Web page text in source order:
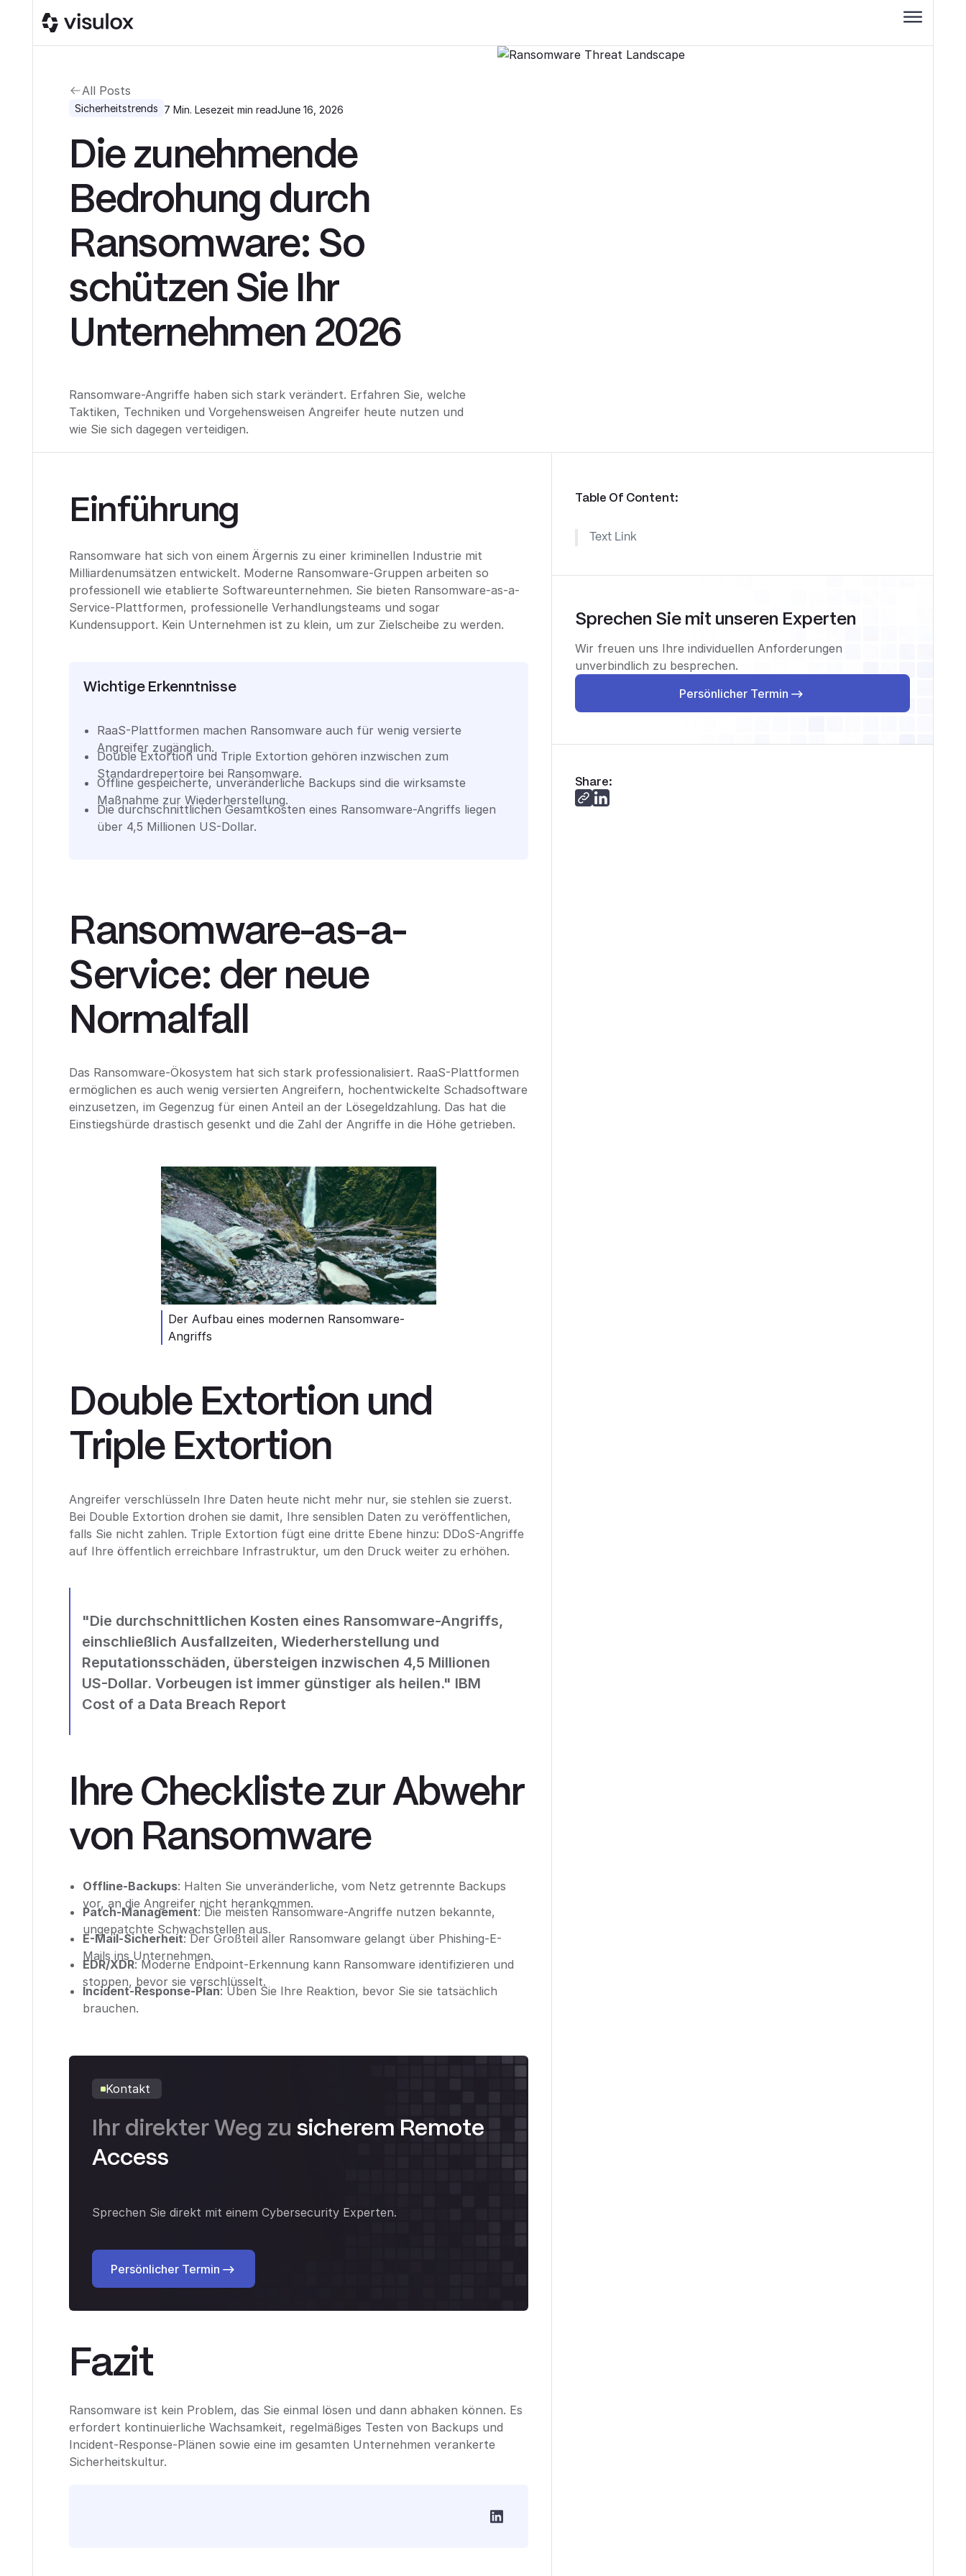
All Posts
Sicherheitstrends 7 Min. Lesezeit min readJune 16, 2026
Die zunehmende
Bedrohung durch
Ransomware: So
schützen Sie Ihr
Unternehmen 2026
Ransomware-Angriffe haben sich stark verändert. Erfahren Sie, welche
Taktiken, Techniken und Vorgehensweisen Angreifer heute nutzen und
wie Sie sich dagegen verteidigen.
Einführung
Ransomware hat sich von einem Ärgernis zu einer kriminellen Industrie mit
Milliardenumsätzen entwickelt. Moderne Ransomware-Gruppen arbeiten so
professionell wie etablierte Softwareunternehmen. Sie bieten Ransomware-as-a-
Service-Plattformen, professionelle Verhandlungsteams und sogar
Kundensupport. Kein Unternehmen ist zu klein, um zur Zielscheibe zu werden.
Wichtige Erkenntnisse
RaaS-Plattformen machen Ransomware auch für wenig versierte
Angreifer zugänglich.
Double Extortion und Triple Extortion gehören inzwischen zum
Standardrepertoire bei Ransomware.
Offline gespeicherte, unveränderliche Backups sind die wirksamste
Maßnahme zur Wiederherstellung.
Die durchschnittlichen Gesamtkosten eines Ransomware-Angriffs liegen
über 4,5 Millionen US-Dollar.
Ransomware-as-a-
Service: der neue
Normalfall
Das Ransomware-Ökosystem hat sich stark professionalisiert. RaaS-Plattformen
ermöglichen es auch wenig versierten Angreifern, hochentwickelte Schadsoftware
einzusetzen, im Gegenzug für einen Anteil an der Lösegeldzahlung. Das hat die
Einstiegshürde drastisch gesenkt und die Zahl der Angriffe in die Höhe getrieben.
Der Aufbau eines modernen Ransomware-
Angriffs
Double Extortion und
Triple Extortion
Angreifer verschlüsseln Ihre Daten heute nicht mehr nur, sie stehlen sie zuerst.
Bei Double Extortion drohen sie damit, Ihre sensiblen Daten zu veröffentlichen,
falls Sie nicht zahlen. Triple Extortion fügt eine dritte Ebene hinzu: DDoS-Angriffe
auf Ihre öffentlich erreichbare Infrastruktur, um den Druck weiter zu erhöhen.
"Die durchschnittlichen Kosten eines Ransomware-Angriffs,
einschließlich Ausfallzeiten, Wiederherstellung und
Reputationsschäden, übersteigen inzwischen 4,5 Millionen
US-Dollar. Vorbeugen ist immer günstiger als heilen." IBM
Cost of a Data Breach Report
Ihre Checkliste zur Abwehr
von Ransomware
Offline-Backups: Halten Sie unveränderliche, vom Netz getrennte Backups
vor, an die Angreifer nicht herankommen.
Patch-Management: Die meisten Ransomware-Angriffe nutzen bekannte,
ungepatchte Schwachstellen aus.
E-Mail-Sicherheit: Der Großteil aller Ransomware gelangt über Phishing-E-
Mails ins Unternehmen.
EDR/XDR: Moderne Endpoint-Erkennung kann Ransomware identifizieren und
stoppen, bevor sie verschlüsselt.
Incident-Response-Plan: Üben Sie Ihre Reaktion, bevor Sie sie tatsächlich
brauchen.
Kontakt
Ihr direkter Weg zusicherem Remote
Access
Sprechen Sie direkt mit einem Cybersecurity Experten.
Persönlicher Termin
Persönlicher Termin
Fazit
Ransomware ist kein Problem, das Sie einmal lösen und dann abhaken können. Es
erfordert kontinuierliche Wachsamkeit, regelmäßiges Testen von Backups und
Incident-Response-Plänen sowie eine im gesamten Unternehmen verankerte
Sicherheitskultur.
Table Of Content:
Text Link
Sprechen Sie mit unseren Experten
Wir freuen uns Ihre individuellen Anforderungen
unverbindlich zu besprechen.
Persönlicher Termin
Share: